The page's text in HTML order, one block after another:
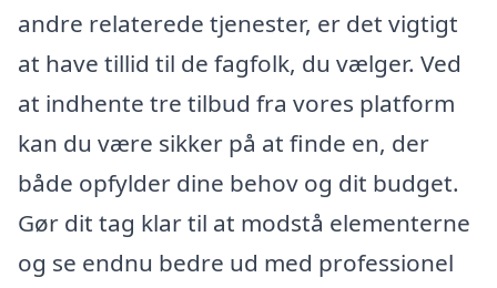
andre relaterede tjenester, er det vigtigt
at have tillid til de fagfolk, du vælger. Ved
at indhente tre tilbud fra vores platform
kan du være sikker på at finde en, der
både opfylder dine behov og dit budget.
Gør dit tag klar til at modstå elementerne
og se endnu bedre ud med professionel